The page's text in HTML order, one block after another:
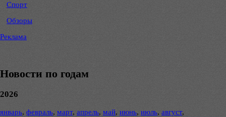
Спорт
Обзоры
Реклама
Новости по годам
2026
январь, февраль, март, апрель, май, июнь, июль, август,